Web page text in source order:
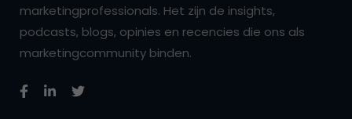
marketingprofessionals. Het zijn de insights,
podcasts, blogs, opinies en recencies die ons als
marketingcommunity binden.